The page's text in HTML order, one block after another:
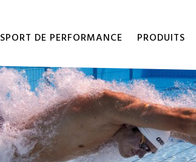
SPORT DE PERFORMANCE PRODUITS